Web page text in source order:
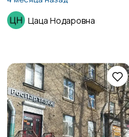
Цаца Нодаровна